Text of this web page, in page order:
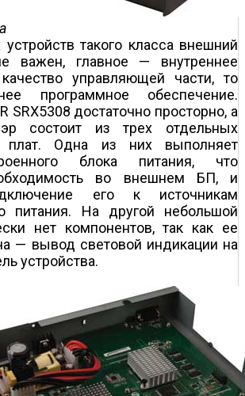
такого класса внешний
важен, главное — внутреннее
управляющей части, то
программное обеспечение.
SRX5308 достаточно просторно, а
состоит из трех отдельных
плат. Одна из них выполняет
блока питания, что
во внешнем БП, и
его к источникам
питания. На другой небольшой
нет компонентов, так как ее
— вывод световой индикации на
устройства.